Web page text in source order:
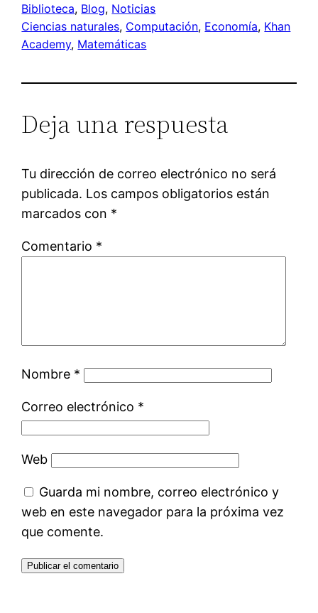
Biblioteca, Blog, Noticias
Ciencias naturales, Computación, Economía, Khan
Academy, Matemáticas
Deja una respuesta
Tu dirección de correo electrónico no será
publicada. Los campos obligatorios están
marcados con *
Comentario *
Nombre *
Correo electrónico *
Web
Guarda mi nombre, correo electrónico y
web en este navegador para la próxima vez
que comente.